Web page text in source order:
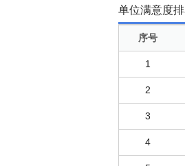
单位满意度
序号
1
2
3
4